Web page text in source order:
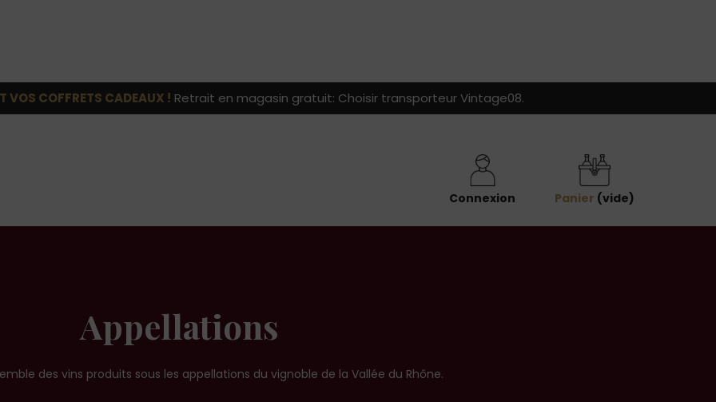
VOS COFFRETS CADEAUX ! Retrait en magasin gratuit: Choisir transporteur Vintage08.
Connexion Panier (vide)
Appellations
des vins produits sous les appellations du vignoble de la Vallée du Rhône.